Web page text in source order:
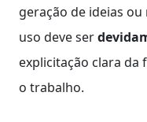
geração de ideias
uso deve ser
explicitação clara
o trabalho.